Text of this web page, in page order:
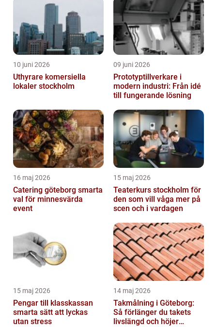
10 juni 2026
Uthyrare komersiella
lokaler stockholm
09 juni 2026
Prototyptillverkare i
modern industri: Från idé
till fungerande lösning
16 maj 2026
Catering göteborg smarta
val för minnesvärda
event
15 maj 2026
Teaterkurs stockholm för
den som vill våga mer på
scen och i vardagen
15 maj 2026
Pengar till klasskassan
smarta sätt att lyckas
utan stress
14 maj 2026
Takmålning i Göteborg:
Så förlänger du takets
livslängd och höjer